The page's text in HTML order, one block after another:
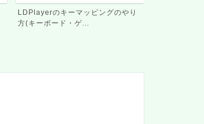
ドラベルはPCで遊べる？エミュレ
ーター比較